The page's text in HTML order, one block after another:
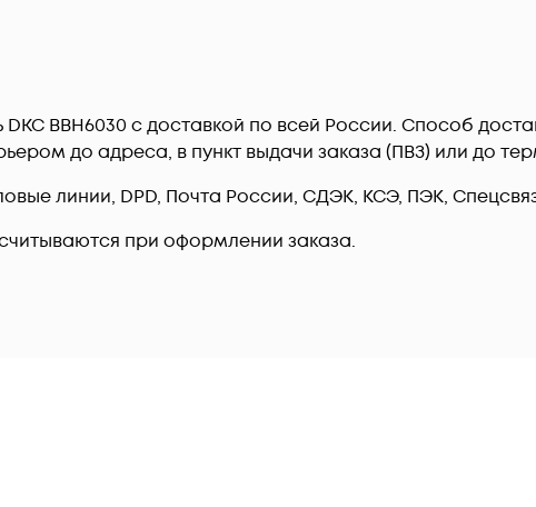
DKC BBH6030 c доставкой по всей России. Способ
до адреса, в пункт выдачи заказа (ПВЗ) или до
линии, DPD, Почта России, СДЭК, КСЭ, ПЭК,
при оформлении заказа.